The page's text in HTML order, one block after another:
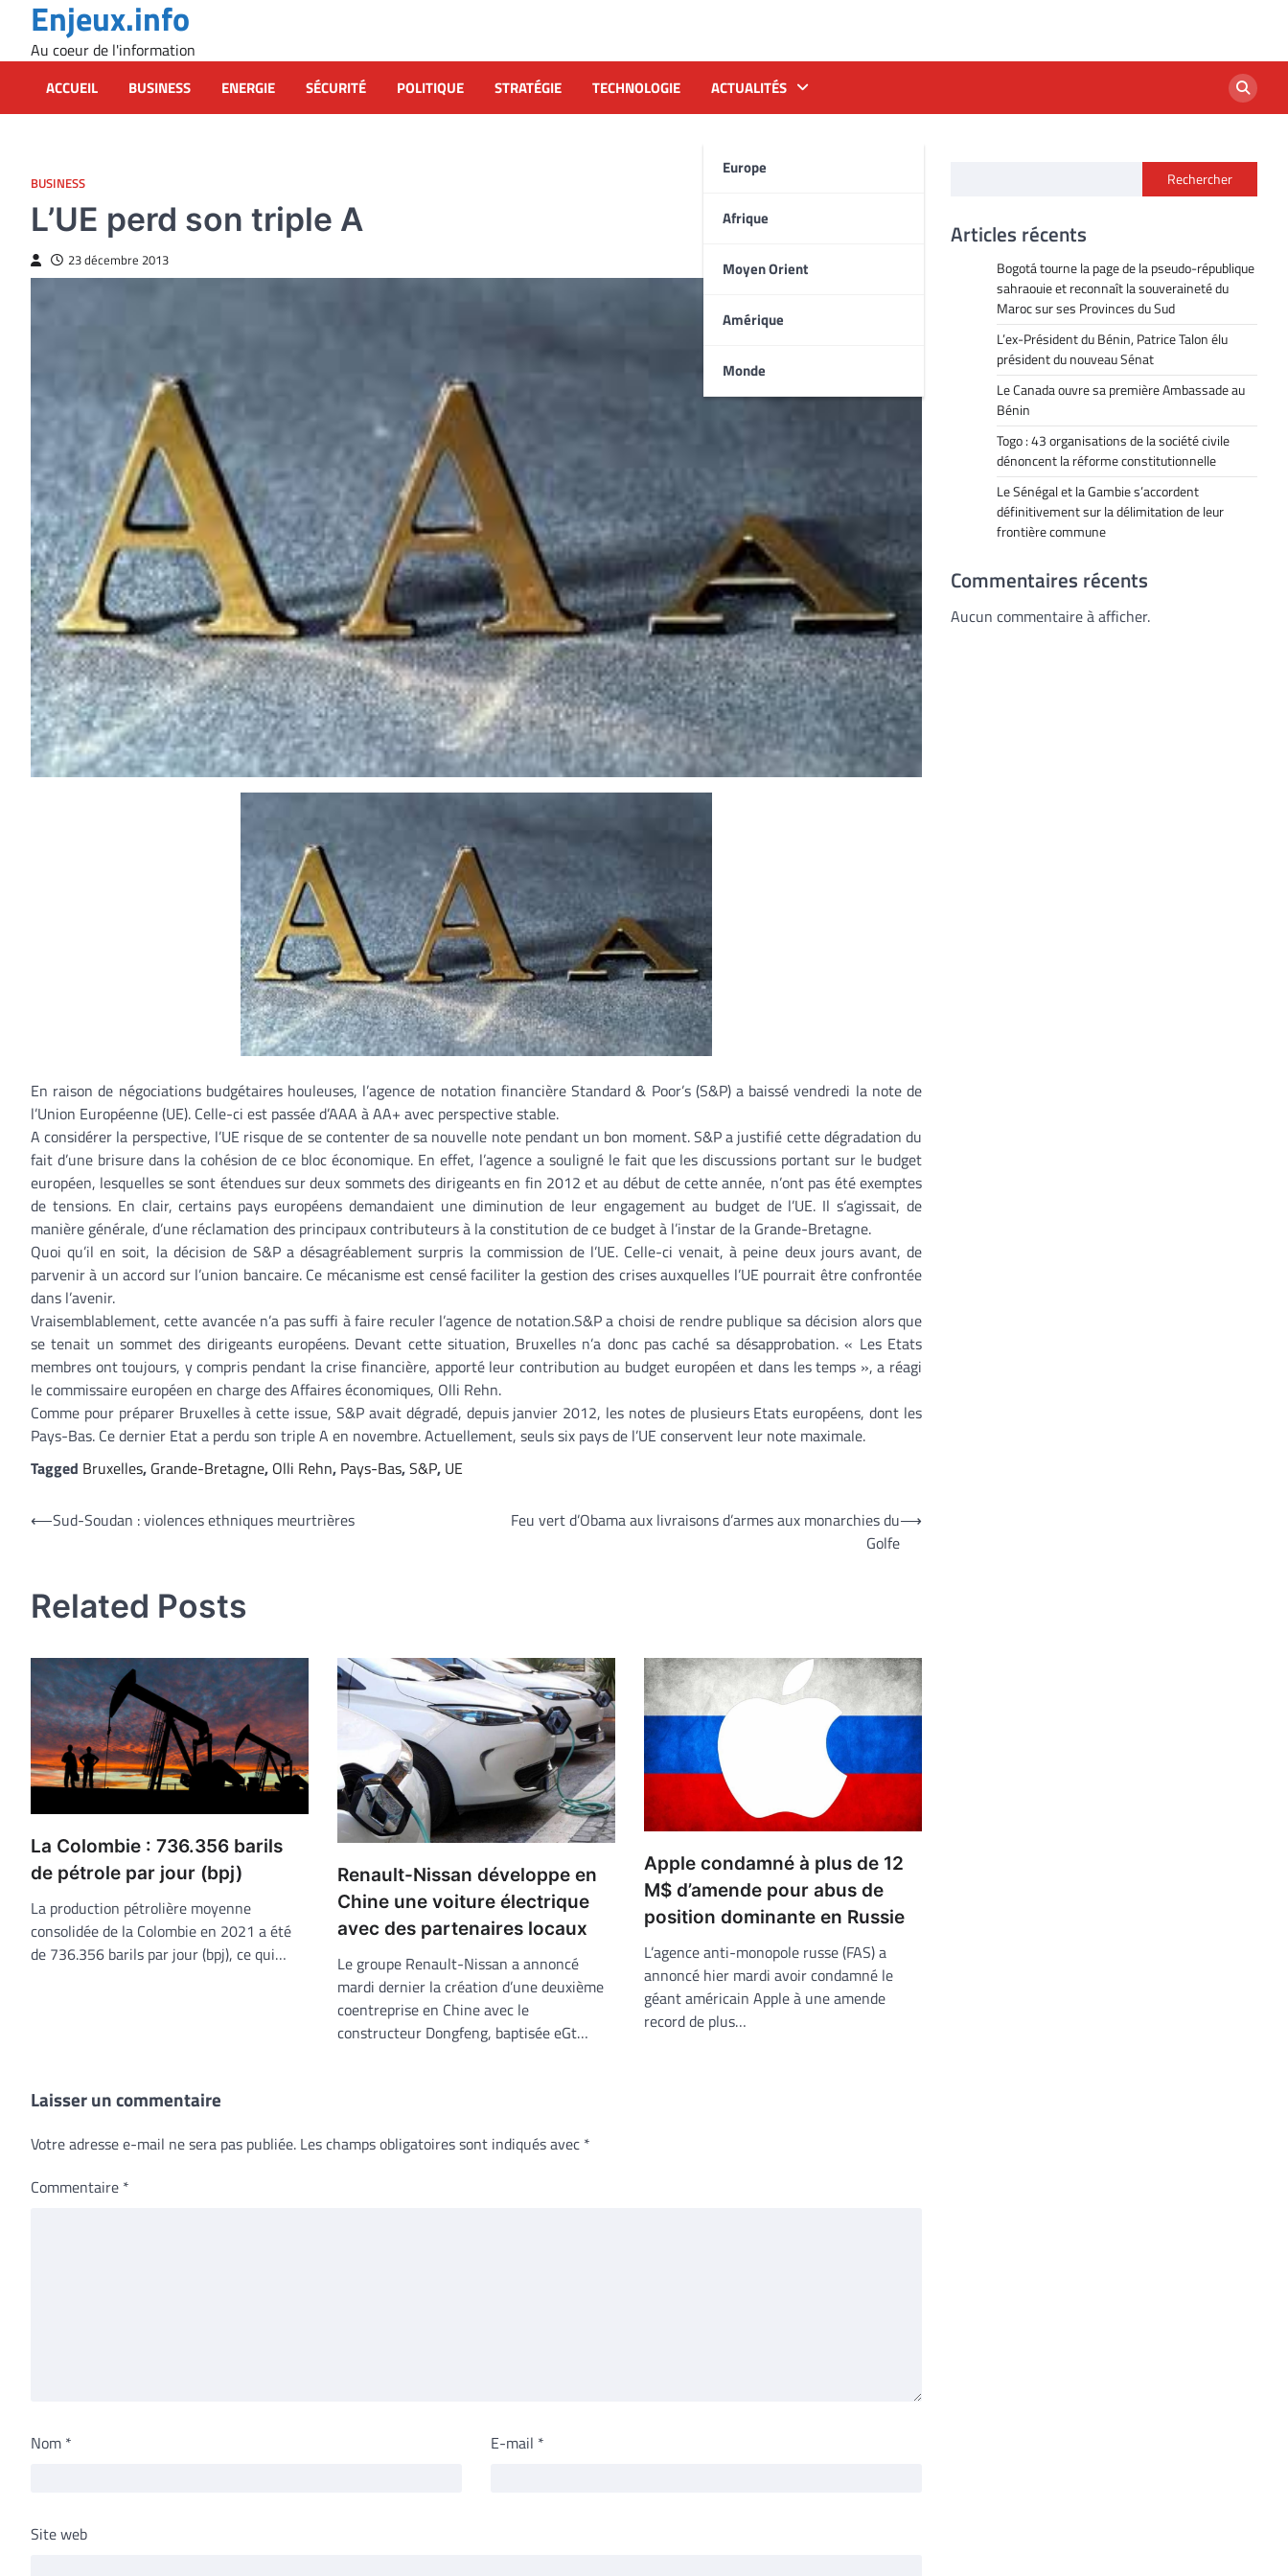
content
Enjeux.info
Au coeur de l'information
ACCUEIL BUSINESS ENERGIE SÉCURITÉ POLITIQUE STRATÉGIE TECHNOLOGIE ACTUALITÉS
Europe
Afrique
Moyen Orient
Amérique
Monde
BUSINESS
L’UE perd son triple A
23 décembre 2013
En raison de négociations budgétaires houleuses, l’agence de notation financière Standard & Poor’s (S&P) a baissé vendredi la note de
l’Union Européenne (UE). Celle-ci est passée d’AAA à AA+ avec perspective stable.
A considérer la perspective, l’UE risque de se contenter de sa nouvelle note pendant un bon moment. S&P a justifié cette dégradation du
fait d’une brisure dans la cohésion de ce bloc économique. En effet, l’agence a souligné le fait que les discussions portant sur le budget
européen, lesquelles se sont étendues sur deux sommets des dirigeants en fin 2012 et au début de cette année, n’ont pas été exemptes
de tensions. En clair, certains pays européens demandaient une diminution de leur engagement au budget de l’UE. Il s’agissait, de
manière générale, d’une réclamation des principaux contributeurs à la constitution de ce budget à l’instar de la Grande-Bretagne.
Quoi qu’il en soit, la décision de S&P a désagréablement surpris la commission de l’UE. Celle-ci venait, à peine deux jours avant, de
parvenir à un accord sur l’union bancaire. Ce mécanisme est censé faciliter la gestion des crises auxquelles l’UE pourrait être confrontée
dans l’avenir.
Vraisemblablement, cette avancée n’a pas suffi à faire reculer l’agence de notation.S&P a choisi de rendre publique sa décision alors que
se tenait un sommet des dirigeants européens. Devant cette situation, Bruxelles n’a donc pas caché sa désapprobation. « Les Etats
membres ont toujours, y compris pendant la crise financière, apporté leur contribution au budget européen et dans les temps », a réagi
le commissaire européen en charge des Affaires économiques, Olli Rehn.
Comme pour préparer Bruxelles à cette issue, S&P avait dégradé, depuis janvier 2012, les notes de plusieurs Etats européens, dont les
Pays-Bas. Ce dernier Etat a perdu son triple A en novembre. Actuellement, seuls six pays de l’UE conservent leur note maximale.
Tagged Bruxelles, Grande-Bretagne, Olli Rehn, Pays-Bas,S&P, UE
Navigation
⟵Sud-Soudan : violences ethniques meurtrières
Feu vert d’Obama aux livraisons d’armes aux monarchies du
Golfe
⟶
Related Posts
La Colombie : 736.356 barils
de pétrole par jour (bpj)
La production pétrolière moyenne
consolidée de la Colombie en 2021 a été
de 736.356 barils par jour (bpj), ce qui…
Renault-Nissan développe en
Chine une voiture électrique
avec des partenaires locaux
Le groupe Renault-Nissan a annoncé
mardi dernier la création d’une deuxième
coentreprise en Chine avec le
constructeur Dongfeng, baptisée eGt…
Apple condamné à plus de 12
M$ d’amende pour abus de
position dominante en Russie
L’agence anti-monopole russe (FAS) a
annoncé hier mardi avoir condamné le
géant américain Apple à une amende
record de plus…
Laisser un commentaire
Votre adresse e-mail ne sera pas publiée. Les champs obligatoires sont indiqués avec *
Commentaire *
Nom * E-mail *
Site web
Rechercher
Articles récents
Bogotá tourne la page de la pseudo-république
sahraouie et reconnaît la souveraineté du
Maroc sur ses Provinces du Sud
L’ex-Président du Bénin, Patrice Talon élu
président du nouveau Sénat
Le Canada ouvre sa première Ambassade au
Bénin
Togo : 43 organisations de la société civile
dénoncent la réforme constitutionnelle
Le Sénégal et la Gambie s’accordent
définitivement sur la délimitation de leur
frontière commune
Commentaires récents
Aucun commentaire à afficher.